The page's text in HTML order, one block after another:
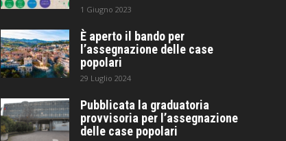
1 Giugno 2023
È aperto il bando per
l’assegnazione delle case
popolari
29 Luglio 2024
Pubblicata la graduatoria
provvisoria per l’assegnazione
delle case popolari